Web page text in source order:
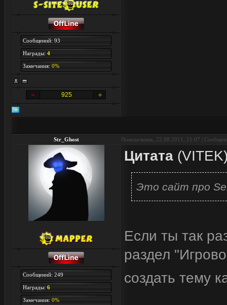
Сообщений: 93
Награды: 4
Замечания: 0%
925
Str_Ghost Понедельник, 22.08.2011, 21:07 |
Сообщений: 249
Награды: 6
Замечания: 0%
Цитата (VITEK
Это сайт про
Если ты так
раздел
создать тему